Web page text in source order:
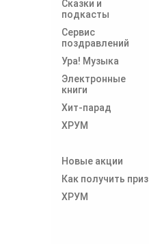
Сказки и
подкасты
Сервис
поздравлений
Ура! Музыка
Электронные
книги
Хит-парад
ХРУМ
Новые акции
Как получить приз
ХРУМ